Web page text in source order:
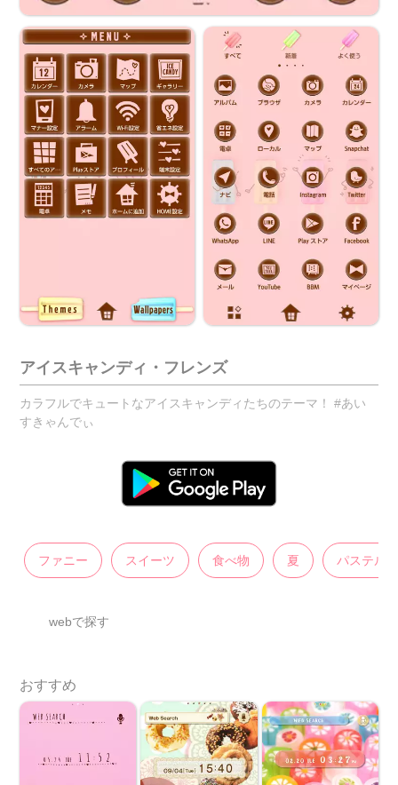
アイスキャンディ・フレンズ
カラフルでキュートなアイスキャンディたちのテーマ！ #あい
すきゃんでぃ
ファニー スイーツ 食べ物 夏 パステル
webで探す
おすすめ